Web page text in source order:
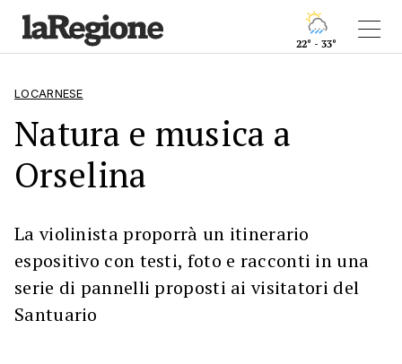
22° - 33°
LOCARNESE
Natura e musica a
Orselina
La violinista proporrà un itinerario
espositivo con testi, foto e racconti in una
serie di pannelli proposti ai visitatori del
Santuario